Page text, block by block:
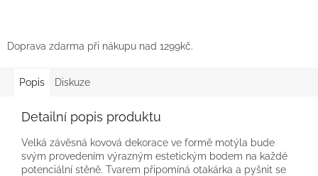
Doprava zdarma při nákupu nad 1299kč.
Popis Diskuze
Detailní popis produktu
Velká závěsná kovová dekorace ve formě motýla bude
svým provedením výrazným estetickým bodem na každé
potenciální stěně. Tvarem připomíná otakárka a pyšnit se